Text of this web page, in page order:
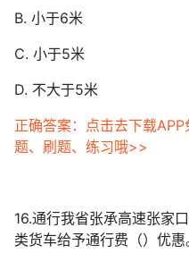
B. 小于6米
C. 小于5米
D. 不大于5米
正确答案：点击去下载
题、刷题、练习哦>>
16.通行我省张承高速张家
类货车给予通行费（）优惠